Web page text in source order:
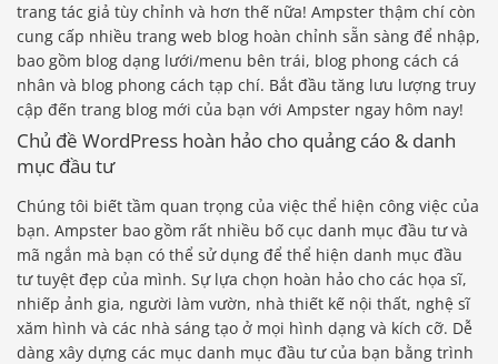
trang tác giả tùy chỉnh và hơn thế nữa! Ampster thậm chí còn
cung cấp nhiều trang web blog hoàn chỉnh sẵn sàng để nhập,
bao gồm blog dạng lưới/menu bên trái, blog phong cách cá
nhân và blog phong cách tạp chí. Bắt đầu tăng lưu lượng truy
cập đến trang blog mới của bạn với Ampster ngay hôm nay!
Chủ đề WordPress hoàn hảo cho quảng cáo & danh
mục đầu tư
Chúng tôi biết tầm quan trọng của việc thể hiện công việc của
bạn. Ampster bao gồm rất nhiều bố cục danh mục đầu tư và
mã ngắn mà bạn có thể sử dụng để thể hiện danh mục đầu
tư tuyệt đẹp của mình. Sự lựa chọn hoàn hảo cho các họa sĩ,
nhiếp ảnh gia, người làm vườn, nhà thiết kế nội thất, nghệ sĩ
xăm hình và các nhà sáng tạo ở mọi hình dạng và kích cỡ. Dễ
dàng xây dựng các mục danh mục đầu tư của bạn bằng trình